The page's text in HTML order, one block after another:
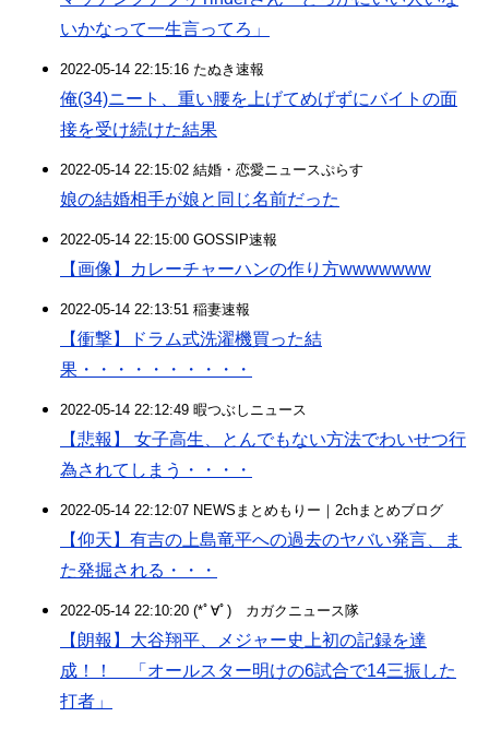
いかなって一生言ってろ」
2022-05-14 22:15:16 たぬき速報
俺(34)ニート、重い腰を上げてめげずにバイトの面
接を受け続けた結果
2022-05-14 22:15:02 結婚・恋愛ニュースぷらす
娘の結婚相手が娘と同じ名前だった
2022-05-14 22:15:00 GOSSIP速報
【画像】カレーチャーハンの作り方wwwwwww
2022-05-14 22:13:51 稲妻速報
【衝撃】ドラム式洗濯機買った結
果・・・・・・・・・・
2022-05-14 22:12:49 暇つぶしニュース
【悲報】 女子高生、とんでもない方法でわいせつ行
為されてしまう・・・・
2022-05-14 22:12:07 NEWSまとめもりー｜2chまとめブログ
【仰天】有吉の上島竜平への過去のヤバい発言、ま
た発掘される・・・
2022-05-14 22:10:20 (*ﾟ∀ﾟ)ゞカガクニュース隊
【朗報】大谷翔平、メジャー史上初の記録を達
成！！ 「オールスター明けの6試合で14三振した
打者」